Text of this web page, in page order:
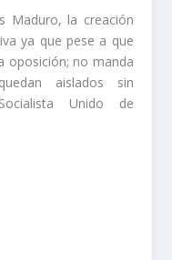
Maduro, la creación
ya que pese a que
oposición; no manda
aislados sin
Unido de